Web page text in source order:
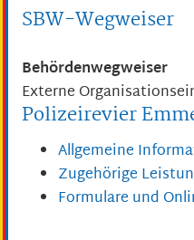
SBW-Wegweiser
Behördenwegweiser
Externe
Polizeirevier
Allgemeine
Zugehörige
Formulare und